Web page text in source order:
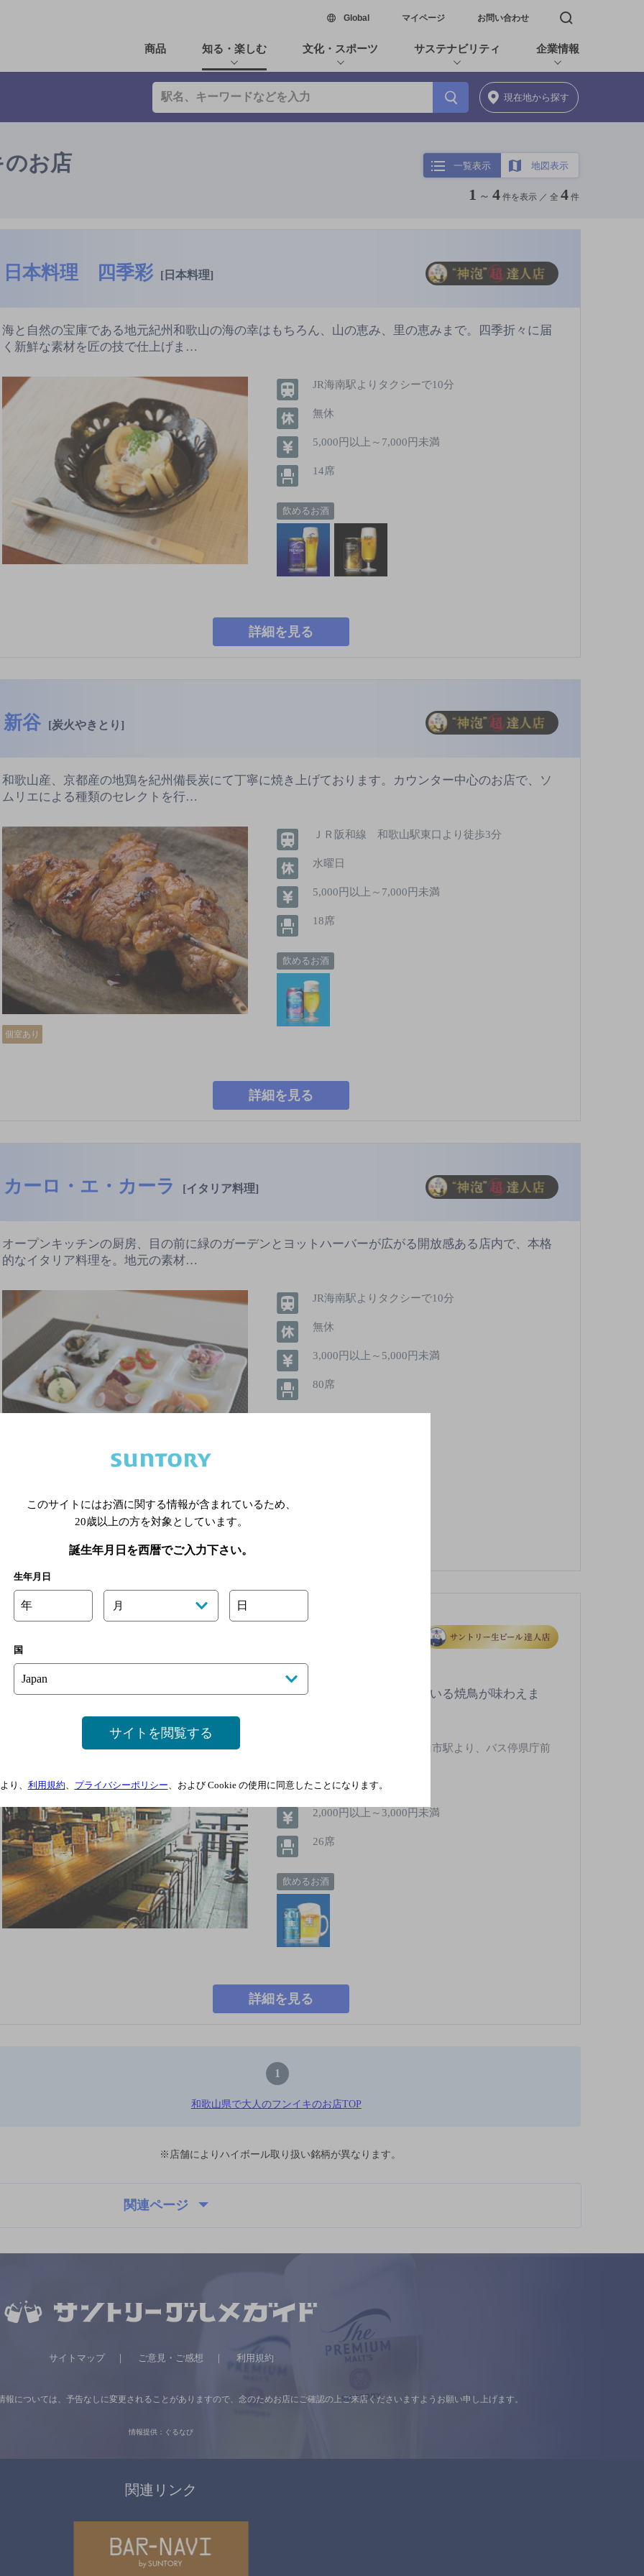
Global新しいウィンドウで開く
マイページ お問い合わせ 検索窓を開く
商品 知る・楽しむ 文化・スポーツ サステナビリティ 企業情報
現在地から探す
のお店 一覧表示 地図表示
1 ～ 4 件を表示 ／ 全 4 件
日本料理 四季彩 [日本料理]
海と自然の宝庫である地元紀州和歌山の海の幸はもちろん、山の恵み、里の恵みまで。四季折々に届
く新鮮な素材を匠の技で仕上げま…
JR海南駅よりタクシーで10分
無休
5,000円以上～7,000円未満
14席
飲めるお酒
詳細を見る
新谷 [炭火やきとり]
和歌山産、京都産の地鶏を紀州備長炭にて丁寧に焼き上げております。カウンター中心のお店で、ソ
ムリエによる種類のセレクトを行…
個室あり
ＪＲ阪和線 和歌山駅東口より徒歩3分
水曜日
5,000円以上～7,000円未満
18席
飲めるお酒
詳細を見る
カーロ・エ・カーラ [イタリア料理]
オープンキッチンの厨房、目の前に緑のガーデンとヨットハーバーが広がる開放感ある店内で、本格
的なイタリア料理を。地元の素材…
JR海南駅よりタクシーで10分
無休
3,000円以上～5,000円未満
80席
鹿児島から若鶏を直送で仕入れ、紀州備長炭でジューシーな旨みを引きたてている焼鳥が味わえま
JR和歌山駅・南海和歌山市駅より、バス停県庁前
水曜
2,000円以上～3,000円未満
26席
飲めるお酒
詳細を見る
1
和歌山県で大人のフンイキのお店TOP
※店舗によりハイボール取り扱い銘柄が異なります。
関連ページ
サイトマップ ご意見・ご感想 利用規約
については、 予告なしに変更されることがありますので、 念のためお店にご確認の上ご来店くださいますようお願い申し上げます。
情報提供：ぐるなび
関連リンク
このサイトにはお酒に関する情報が含まれているため、
20歳以上の方を対象としています。
誕生年月日を西暦でご入力下さい。
生年月日
年 月 日
国
サイトを閲覧する
り、 利用規約、 プライバシーポリシー、および Cookie の使用に同意したことになります。